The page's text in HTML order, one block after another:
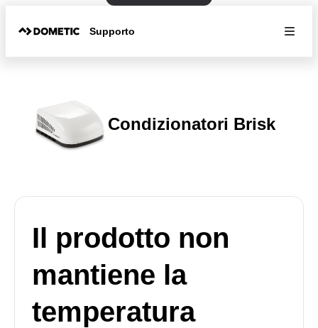
Supporto
Condizionatori Brisk
Il prodotto non
mantiene la
temperatura